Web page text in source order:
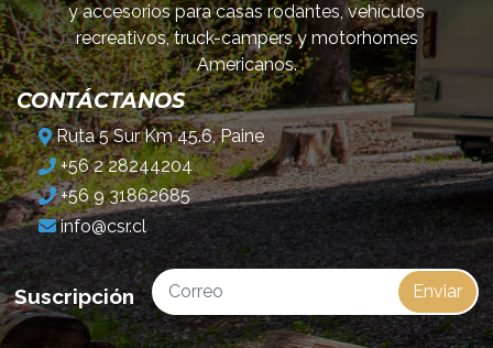
y accesorios para casas rodantes, vehículos
recreativos, truck-campers y motorhomes
Americanos.
CONTÁCTANOS
Ruta 5 Sur Km 45.6, Paine
+56 2 28244204
+56 9 31862685
info@csr.cl
Suscripción Enviar